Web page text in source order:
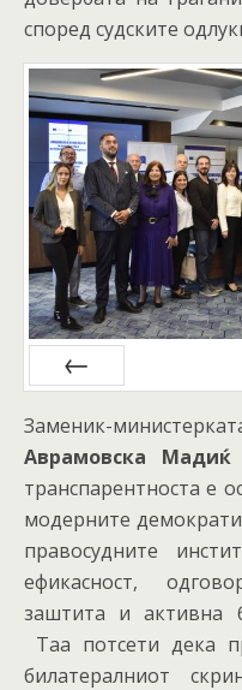
според судските
Заменик-
Аврамовска Мадиќ
транспарентноста е
модерните
правосудните
ефикасност,
заштита и активна
Таа потсети дека
билатералниот